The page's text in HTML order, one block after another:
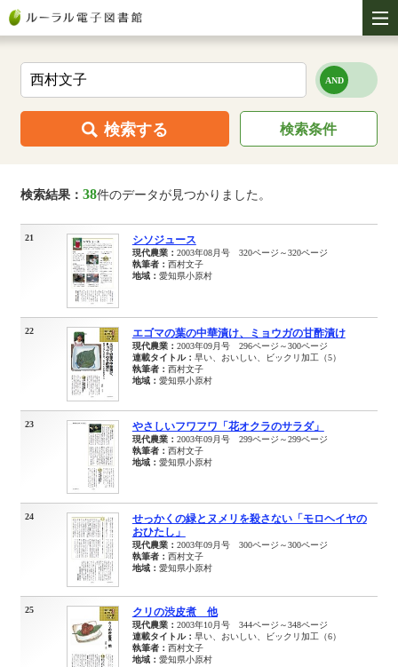
検索する 検索条件
検索結果： 38件のデータが見つかりました。
21 シソジュース
現代農業： 2003年08月号 320ページ～320ページ
執筆者： 西村文子
地域： 愛知県小原村
22 エゴマの葉の中華漬け、ミョウガの甘酢漬け
現代農業： 2003年09月号 296ページ～300ページ
連載タイトル： 早い、おいしい、ビックリ加工（5）
執筆者： 西村文子
地域： 愛知県小原村
23 やさしいフワフワ「花オクラのサラダ」
現代農業： 2003年09月号 299ページ～299ページ
執筆者： 西村文子
地域： 愛知県小原村
24
せっかくの緑とヌメリを殺さない「モロヘイヤの
おひたし」
現代農業： 2003年09月号 300ページ～300ページ
執筆者： 西村文子
地域： 愛知県小原村
25 クリの渋皮煮 他
現代農業： 2003年10月号 344ページ～348ページ
連載タイトル： 早い、おいしい、ビックリ加工（6）
執筆者： 西村文子
地域： 愛知県小原村